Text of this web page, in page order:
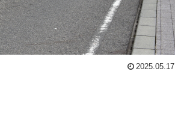
2025.05.17